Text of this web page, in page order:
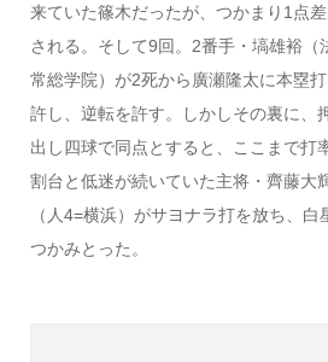
来ていた篠木だったが、つかまり1点差
される。そして9回。2番手・塙雄裕（
常総学院）が2死から廣瀬隆太に本塁
許し、逆転を許す。しかしその裏に、
出し四球で同点とすると、ここまで打
割台と低迷が続いていた主将・齊藤大
（人4=横浜）がサヨナラ打を放ち、白
つかみとった。